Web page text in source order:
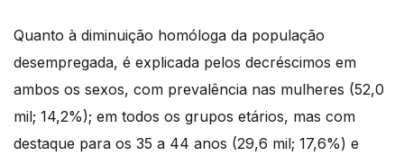
Quanto à diminuição homóloga da população
desempregada, é explicada pelos decréscimos em
ambos os sexos, com prevalência nas mulheres (52,0
mil; 14,2%); em todos os grupos etários, mas com
destaque para os 35 a 44 anos (29,6 mil; 17,6%) e